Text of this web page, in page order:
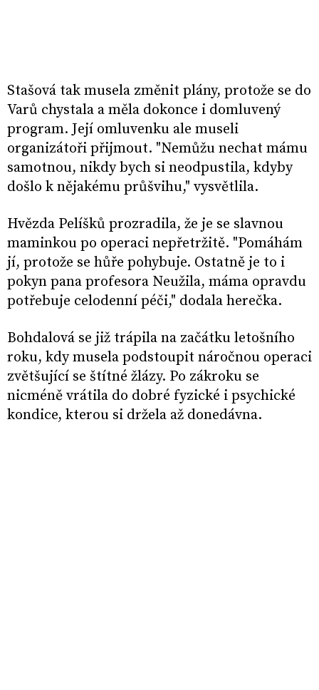
Stašová tak musela změnit plány, protože se do
Varů chystala a měla dokonce i domluvený
program. Její omluvenku ale museli
organizátoři přijmout. "Nemůžu nechat mámu
samotnou, nikdy bych si neodpustila, kdyby
došlo k nějakému průšvihu," vysvětlila.
Hvězda Pelíšků prozradila, že je se slavnou
maminkou po operaci nepřetržitě. "Pomáhám
jí, protože se hůře pohybuje. Ostatně je to i
pokyn pana profesora Neužila, máma opravdu
potřebuje celodenní péči," dodala herečka.
Bohdalová se již trápila na začátku letošního
roku, kdy musela podstoupit náročnou operaci
zvětšující se štítné žlázy. Po zákroku se
nicméně vrátila do dobré fyzické i psychické
kondice, kterou si držela až donedávna.